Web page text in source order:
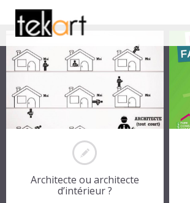
Architecte ou architecte
d’intérieur ?